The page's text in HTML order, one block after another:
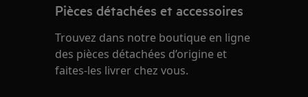
Pièces détachées et accessoires
Trouvez dans notre boutique en ligne
des pièces détachées d’origine et
faites-les livrer chez vous.